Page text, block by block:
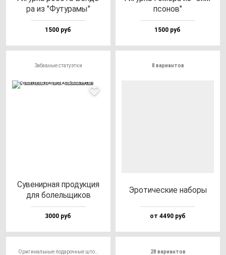
ра из "Футу­ра­мы"
1500 руб
псо­нов"
1500 руб
Забавные статуэтки
Суве­нир­ная про­дук­ция
для бо­лель­щи­ков
3000 руб
8 вариантов
Эро­ти­чес­кие на­бо­ры
от 4490 руб
28 вариантов